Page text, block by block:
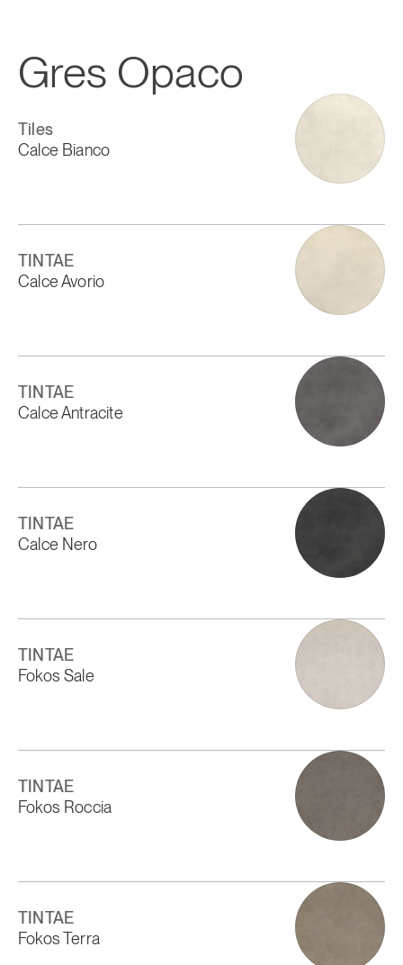
Gres Opaco
Tiles
Calce Bianco
TINTAE
Calce Avorio
TINTAE
Calce Antracite
TINTAE
Calce Nero
TINTAE
Fokos Sale
TINTAE
Fokos Roccia
TINTAE
Fokos Terra